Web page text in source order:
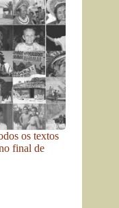
os textos
final de